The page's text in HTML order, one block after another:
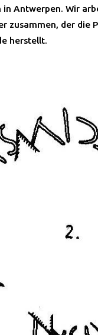
in Antwerpen. Wir
zusammen, der die
herstellt.